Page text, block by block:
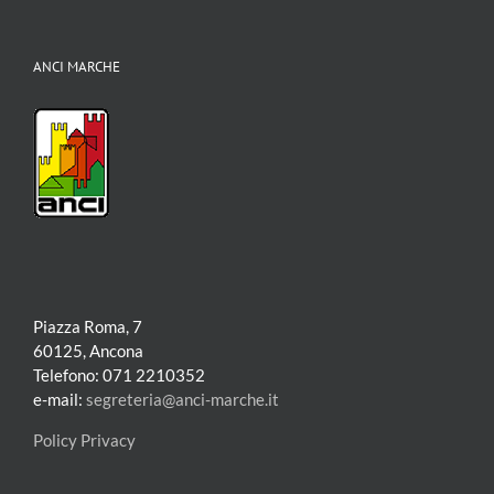
ANCI MARCHE
Piazza Roma, 7
60125, Ancona
Telefono: 071 2210352
e-mail: segreteria@anci-marche.it
Policy Privacy